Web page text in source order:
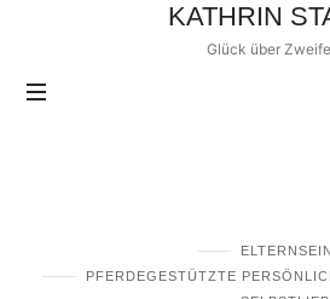
KATHRIN
Glück über
ELTERNSEIN
PFERDEGESTÜTZTE